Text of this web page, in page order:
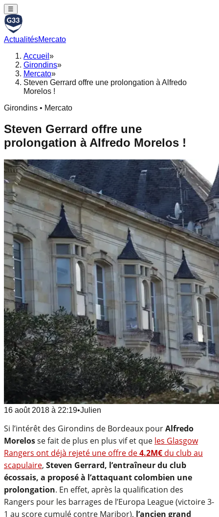
☰
ActualitésMercato
Accueil »
Girondins»
Mercato»
Steven Gerrard offre une prolongation à Alfredo
Morelos !
Girondins • Mercato
Steven Gerrard offre une
prolongation à Alfredo Morelos !
16 août 2018 à 22:19•Julien
Si l’intérêt des Girondins de Bordeaux pourAlfredo
Morelosse fait de plus en plus vif et que les Glasgow
Rangers ont déjà rejeté une offre de4.2M€ du club au
scapulaire, Steven Gerrard, l’entraîneur du club
écossais, a proposé à l’attaquant colombien une
prolongation. En effet, après la qualification des
Rangers pour les barrages de l’Europa League (victoire 3-
1 au score cumulé contre Maribor), l’ancien grand